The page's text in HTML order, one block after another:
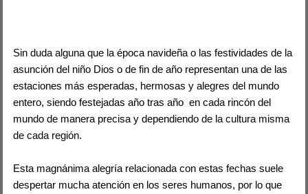
Sin duda alguna que la época navideña o las festividades de la
asunción del niño Dios o de fin de año representan una de las
estaciones más esperadas, hermosas y alegres del mundo
entero, siendo festejadas año tras año en cada rincón del
mundo de manera precisa y dependiendo de la cultura misma
de cada región.
Esta magnánima alegría relacionada con estas fechas suele
despertar mucha atención en los seres humanos, por lo que